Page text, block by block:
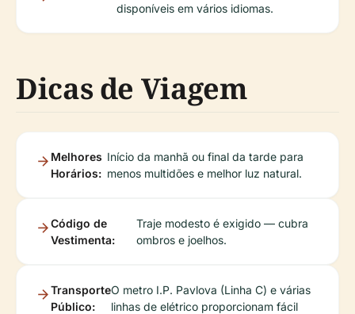
disponíveis em vários idiomas.
Dicas de Viagem
Melhores
Horários:
Início da manhã ou final da tarde para
menos multidões e melhor luz natural.
Código de
Vestimenta:
Traje modesto é exigido — cubra
ombros e joelhos.
Transporte
Público:
O metro I.P. Pavlova (Linha C) e várias
linhas de elétrico proporcionam fácil